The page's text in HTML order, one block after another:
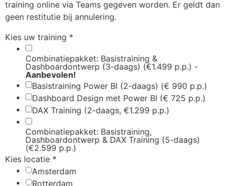
training online via Teams gegeven worden. Er geldt dan
geen restitutie bij annulering.
Kies uw training *
Combinatiepakket: Basistraining &
Dashboardontwerp (3-daags) (€1.499 p.p.) -
Aanbevolen!
Basistraining Power BI (2-daags) (€ 990 p.p.)
Dashboard Design met Power BI (€ 725 p.p.)
DAX Training (2-daags, €1.299 p.p.)
Combinatiepakket: Basistraining,
Dashboardontwerp & DAX Training (5-daags)
(€2.599 p.p.)
Kies locatie *
Amsterdam
Rotterdam